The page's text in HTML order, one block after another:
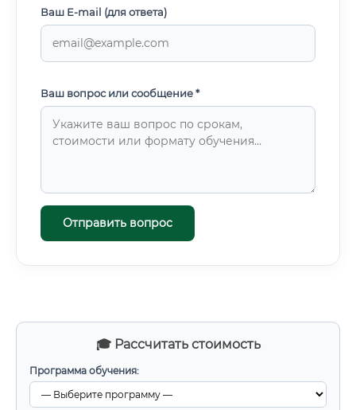
🎓 Рассчитать стоимость
Программа обучения:
Ваш E-mail (для ответа)
Ваш вопрос или сообщение *
Отправить вопрос